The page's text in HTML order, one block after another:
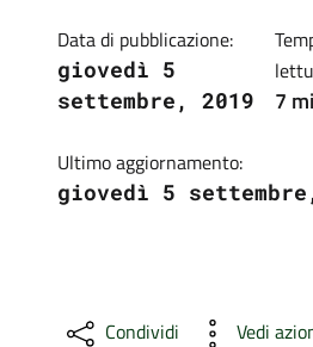
Data di pubblicazione:
giovedì 5
settembre, 2019
7
Ultimo aggiornamento:
giovedì 5
Condividi Vedi